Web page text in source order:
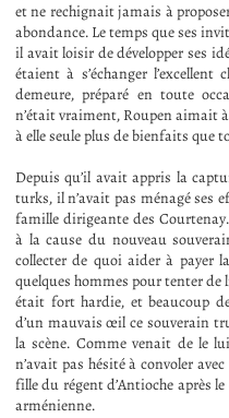
et ne rechignait jamais à
abondance. Le temps que ses
il avait loisir de développer ses
étaient à s’échanger
demeure, préparé en toute
n’était vraiment, Roupen aimait
à elle seule plus de bienfaits que
Depuis qu’il avait appris la
turks, il n’avait pas ménagé ses
famille dirigeante des
à la cause du nouveau
collecter de quoi aider à payer
quelques hommes pour tenter de
était fort hardie, et beaucoup
d’un mauvais œil ce souverain
la scène. Comme venait de le
n’avait pas hésité à convoler
fille du régent d’Antioche après
arménienne.